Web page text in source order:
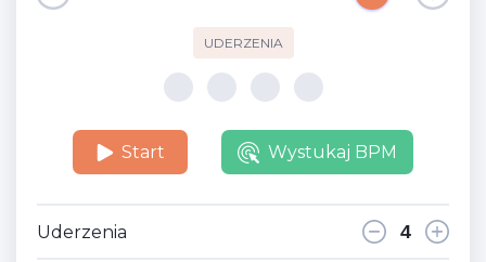
UDERZENIA
Start Wystukaj BPM
Uderzenia